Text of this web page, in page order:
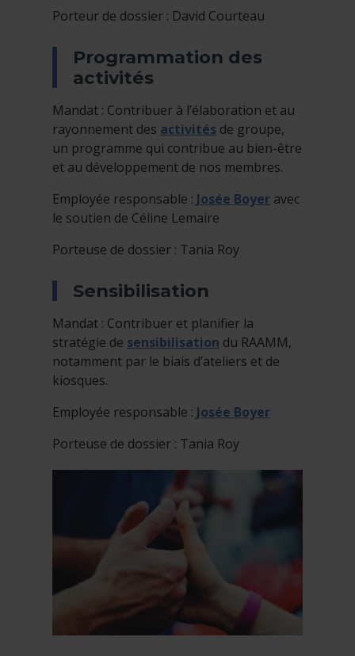
Porteur de dossier : David Courteau
Programmation des
activités
Mandat : Contribuer à l’élaboration et au
rayonnement des activités de groupe,
un programme qui contribue au bien-être
et au développement de nos membres.
Employée responsable : Josée Boyer avec
le soutien de Céline Lemaire
Porteuse de dossier : Tania Roy
Sensibilisation
Mandat : Contribuer et planifier la
stratégie de sensibilisation du RAAMM,
notamment par le biais d’ateliers et de
kiosques.
Employée responsable : Josée Boyer
Porteuse de dossier : Tania Roy